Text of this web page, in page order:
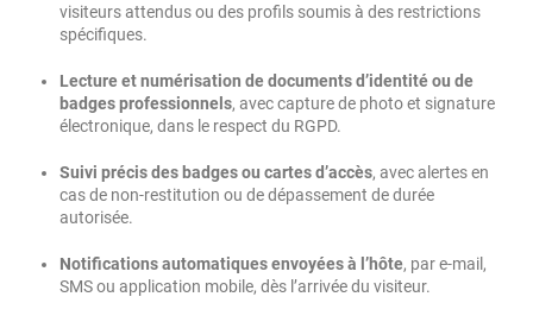
visiteurs attendus ou des profils soumis à des restrictions
spécifiques.
Lecture et numérisation de documents d’identité ou de
badges professionnels, avec capture de photo et signature
électronique, dans le respect du RGPD.
Suivi précis des badges ou cartes d’accès, avec alertes en
cas de non-restitution ou de dépassement de durée
autorisée.
Notifications automatiques envoyées à l’hôte, par e-mail,
SMS ou application mobile, dès l’arrivée du visiteur.